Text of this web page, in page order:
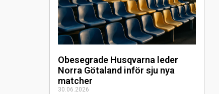
Obesegrade Husqvarna leder
Norra Götaland inför sju nya
matcher
30.06.2026